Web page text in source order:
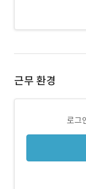
근무 환경
로그